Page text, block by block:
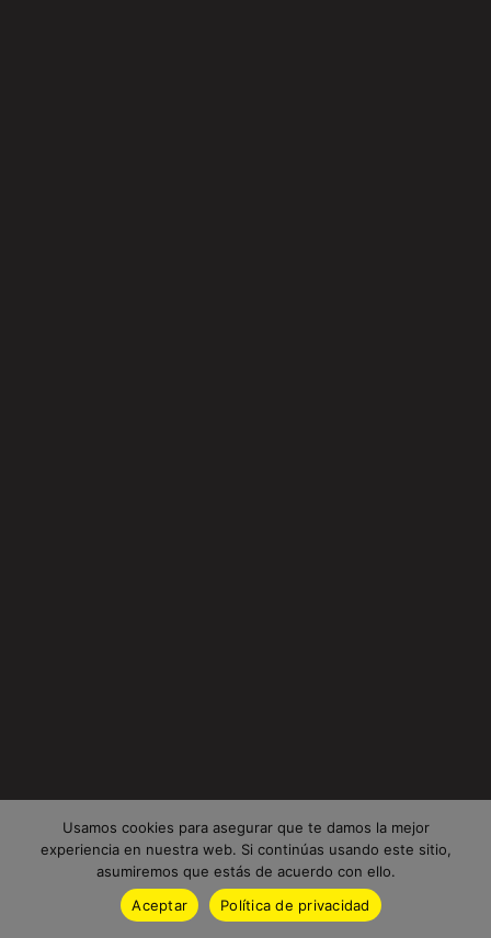
Usamos cookies para asegurar que te damos la mejor
experiencia en nuestra web. Si continúas usando este sitio,
asumiremos que estás de acuerdo con ello.
Aceptar
Política de privacidad